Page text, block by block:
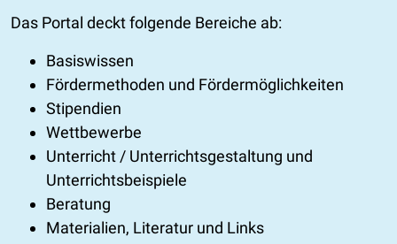
Das Portal deckt folgende Bereiche ab:
Basiswissen
Fördermethoden und Fördermöglichkeiten
Stipendien
Wettbewerbe
Unterricht / Unterrichtsgestaltung und
Unterrichtsbeispiele
Beratung
Materialien, Literatur und Links